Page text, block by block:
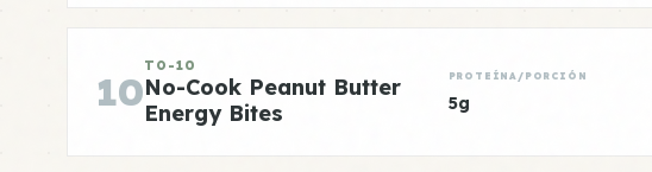
10
TO-10
No-Cook Peanut Butter
Energy Bites
PROTEÍNA/PORCIÓN
5g